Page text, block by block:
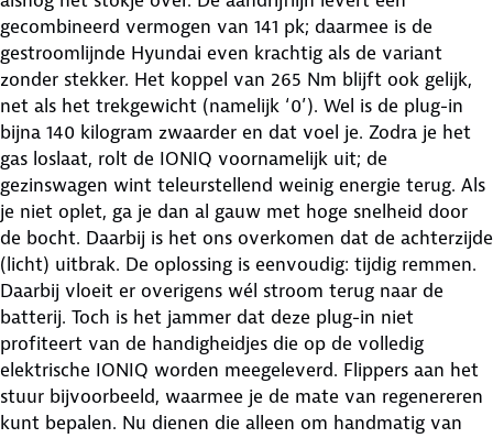
gecombineerd vermogen van 141 pk; daarmee is de
gestroomlijnde Hyundai even krachtig als de variant
zonder stekker. Het koppel van 265 Nm blijft ook gelijk,
net als het trekgewicht (namelijk ‘0’). Wel is de plug-in
bijna 140 kilogram zwaarder en dat voel je. Zodra je het
gas loslaat, rolt de IONIQ voornamelijk uit; de
gezinswagen wint teleurstellend weinig energie terug. Als
je niet oplet, ga je dan al gauw met hoge snelheid door
de bocht. Daarbij is het ons overkomen dat de achterzijde
(licht) uitbrak. De oplossing is eenvoudig: tijdig remmen.
Daarbij vloeit er overigens wél stroom terug naar de
batterij. Toch is het jammer dat deze plug-in niet
profiteert van de handigheidjes die op de volledig
elektrische IONIQ worden meegeleverd. Flippers aan het
stuur bijvoorbeeld, waarmee je de mate van regenereren
kunt bepalen. Nu dienen die alleen om handmatig van